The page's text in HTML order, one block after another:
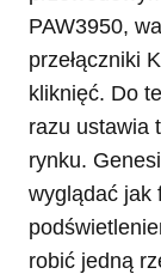
PAW3950,
przełączniki
kliknięć. Do
razu ustawia
rynku.
wyglądać jak
robić jedną